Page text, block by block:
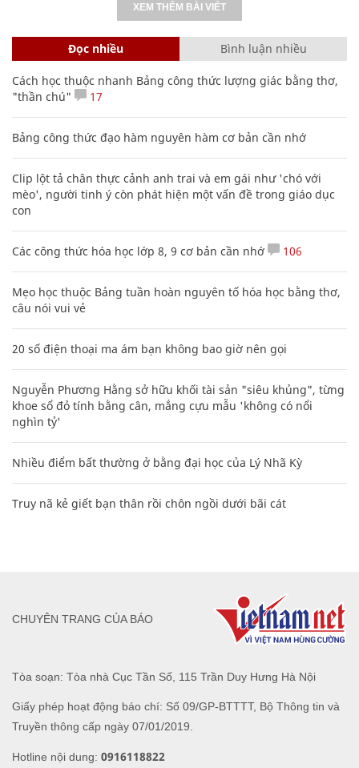
XEM THÊM BÀI VIẾT
Đọc nhiều Bình luận nhiều
Cách học thuộc nhanh Bảng công thức lượng giác bằng thơ,
"thần chú"
17
Bảng công thức đạo hàm nguyên hàm cơ bản cần nhớ
Clip lột tả chân thực cảnh anh trai và em gái như 'chó với
mèo', người tinh ý còn phát hiện một vấn đề trong giáo dục
con
Các công thức hóa học lớp 8, 9 cơ bản cần nhớ 106
Mẹo học thuộc Bảng tuần hoàn nguyên tố hóa học bằng thơ,
câu nói vui vẻ
20 số điện thoại ma ám bạn không bao giờ nên gọi
Nguyễn Phương Hằng sở hữu khối tài sản "siêu khủng", từng
khoe sổ đỏ tính bằng cân, mắng cựu mẫu 'không có nổi
nghìn tỷ'
Nhiều điểm bất thường ở bằng đại học của Lý Nhã Kỳ
Truy nã kẻ giết bạn thân rồi chôn ngồi dưới bãi cát
Tòa soạn: Tòa nhà Cục Tần Số, 115 Trần Duy Hưng Hà Nội
Giấy phép hoạt động báo chí: Số 09/GP-BTTTT, Bộ Thông tin và
Truyền thông cấp ngày 07/01/2019.
Hotline nội dung: 0916118822
CHUYÊN TRANG CỦA BÁO